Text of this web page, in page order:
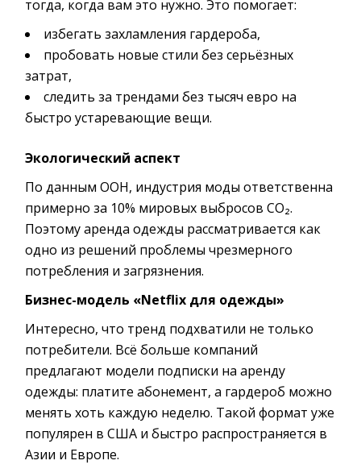
тогда, когда вам это нужно. Это помогает:
избегать захламления гардероба,
пробовать новые стили без серьёзных
затрат,
следить за трендами без тысяч евро на
быстро устаревающие вещи.
Экологический аспект
По данным ООН, индустрия моды ответственна
примерно за 10% мировых выбросов CO₂.
Поэтому аренда одежды рассматривается как
одно из решений проблемы чрезмерного
потребления и загрязнения.
Бизнес-модель «Netflix для одежды»
Интересно, что тренд подхватили не только
потребители. Всё больше компаний
предлагают модели подписки на аренду
одежды: платите абонемент, а гардероб можно
менять хоть каждую неделю. Такой формат уже
популярен в США и быстро распространяется в
Азии и Европе.